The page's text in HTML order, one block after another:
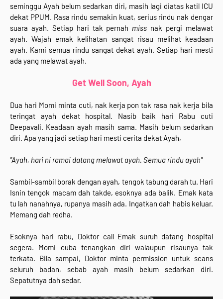
seminggu Ayah belum sedarkan diri, masih lagi diatas katil ICU
dekat PPUM. Rasa rindu semakin kuat, serius rindu nak dengar
suara ayah. Setiap hari tak pernah miss nak pergi melawat
ayah. Wajah emak kelihatan sangat risau melihat keadaan
ayah. Kami semua rindu sangat dekat ayah. Setiap hari mesti
ada yang melawat ayah.
Get Well Soon, Ayah
Dua hari Momi minta cuti, nak kerja pon tak rasa nak kerja bila
teringat ayah dekat hospital. Nasib baik hari Rabu cuti
Deepavali. Keadaan ayah masih sama. Masih belum sedarkan
diri. Apa yang jadi setiap hari mesti cerita dekat Ayah,
"Ayah, hari ni ramai datang melawat ayah. Semua rindu ayah"
Sambil-sambil borak dengan ayah, tengok tabung darah tu. Hari
Isnin tengok macam dah takde, esoknya ada balik. Emak kata
tu lah nanahnya, rupanya masih ada. Ingatkan dah habis keluar.
Memang dah redha.
Esoknya hari rabu, Doktor call Emak suruh datang hospital
segera. Momi cuba tenangkan diri walaupun risaunya tak
terkata. Bila sampai, Doktor minta permission untuk scans
seluruh badan, sebab ayah masih belum sedarkan diri.
Sepatutnya dah sedar.